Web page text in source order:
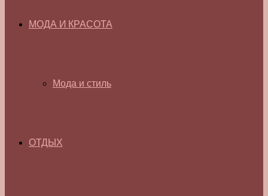
МОДА И КРАСОТА
Мода и стиль
ОТДЫХ